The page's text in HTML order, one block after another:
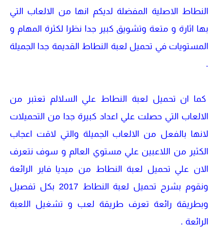
النطاط الاصلية المفضلة لديكم انها من الالعاب التي
بها اثارة و متعة وتشويق كبير جدا نظرا لكثرة المهام و
المستويات في تحميل لعبة النطاط القديمة جدا الجميلة
.
كما ان تحميل لعبة النطاط علي السلالم تعتبر من
الالعاب التي حصلت علي اعداد كبيرة جدا من التحميلات
لانها بالفعل من الالعاب الجميلة والتي لاقت اعجاب
الكثير من اللاعبين علي مستوي العالم و سوف نتعرف
الان علي تحميل لعبة النطاط من ميديا فاير الرائعة
ونقوم بشرح تحميل لعبة النطاط 2017 بكل تفصيل
وبطريقة رائعة تعرف طريقة لعب و تشغيل اللعبة
الرائعة .